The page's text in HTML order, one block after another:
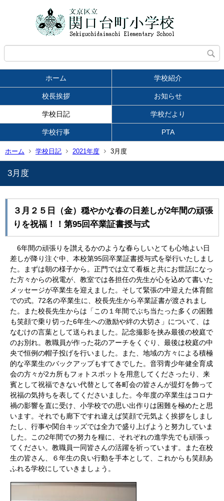
ホーム 学校紹介
校長挨拶 お知らせ
学校日記 学校だより
学校行事 PTA
ホーム 学校日記 2021年度 3月度
3月度
３月２５日（金）穏やかな春の日差しが2年間の頑張
りを祝福！！第95回卒業証書授与式
6年間の頑張りを讃えるかのような春らしいとても心地よい日
差しが降り注ぐ中、本校第95回卒業証書授与式を挙行いたしまし
た。まずは朝の様子から。正門では立て看板と共にお世話になっ
た方々からの祝電が、教室では各担任の先生が心を込めて書いた
メッセージが卒業生を迎えました。そして緊張の中迎えた体育館
での式。72名の卒業生に、校長先生から卒業証書が渡されまし
た。また校長先生からは「この１年間でぶち当たった多くの困難
も笑顔で乗り切った6年生への激励や絆の大切さ」について、は
なむけの言葉として送られました。記念撮影を挟み最後の校庭で
のお別れ。教職員が作った花のアーチをくぐり、最後は校庭の中
央で恒例の帽子投げを行いました。また、地域の方々による積極
的な卒業生のバックアップもすてきでした。音羽青少年健全育成
会の方々が2カ所もフォトスポットを用意してくださったり、来
賓として祝福できない代替として各町会の皆さんが提灯を飾って
祝福の気持ちを表してくださいました。今年度の卒業生はコロナ
禍の影響を直に受け、小学校での思い出作りは困難を極めたと思
います。それでも廊下ですれ違えば笑顔で元気よく挨拶をしまし
たし、行事や関台キッズでは全力で盛り上げようと努力していま
した。この2年間での努力を糧に、それぞれの進学先でも頑張っ
てください。教職員一同皆さんの活躍を祈っています。また在校
生の皆さん、６年生の良い行動を手本として、これからも笑顔あ
ふれる学校にしていきましょう。